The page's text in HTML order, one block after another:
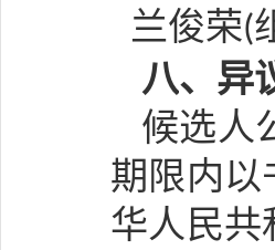
兰俊荣(
八、异
候选人
期限内以
华人民共